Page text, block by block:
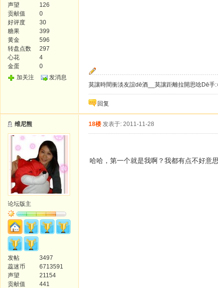
声望
126
贡献值
0
好评度
30
糖果
399
黄金
596
转盘点数
297
心花
4
金蛋
0
加关注
发消息
莫讓時間衝淡友誼dē酒__莫讓距離拉開思唸Dē手:
回复
维尼熊
论坛版主
发帖
3497
蕊迷币
6713591
声望
21154
贡献值
441
18楼 发表于: 2011-11-28
哈哈，第一个就是我啊？我都有点不好意